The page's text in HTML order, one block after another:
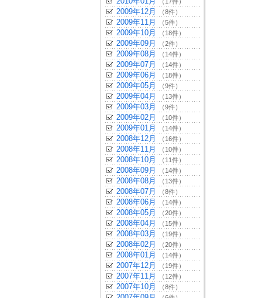
2009年12月 （8件）
2009年11月 （5件）
2009年10月 （18件）
2009年09月 （2件）
2009年08月 （14件）
2009年07月 （14件）
2009年06月 （18件）
2009年05月 （9件）
2009年04月 （13件）
2009年03月 （9件）
2009年02月 （10件）
2009年01月 （14件）
2008年12月 （16件）
2008年11月 （10件）
2008年10月 （11件）
2008年09月 （14件）
2008年08月 （13件）
2008年07月 （8件）
2008年06月 （14件）
2008年05月 （20件）
2008年04月 （15件）
2008年03月 （19件）
2008年02月 （20件）
2008年01月 （14件）
2007年12月 （19件）
2007年11月 （12件）
2007年10月 （8件）